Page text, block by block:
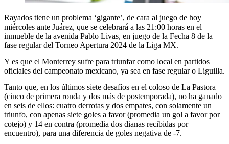
Rayados tiene un problema ‘gigante’, de cara al juego de hoy
miércoles ante Juárez, que se celebrará a las 21:00 horas en el
inmueble de la avenida Pablo Livas, en juego de la Fecha 8 de la
fase regular del Torneo Apertura 2024 de la Liga MX.
Y es que el Monterrey sufre para triunfar como local en partidos
oficiales del campeonato mexicano, ya sea en fase regular o Liguilla.
Tanto que, en los últimos siete desafíos en el coloso de La Pastora
(cinco de primera ronda y dos más de postemporada), no ha ganado
en seis de ellos: cuatro derrotas y dos empates, con solamente un
triunfo, con apenas siete goles a favor (promedia un gol a favor por
cotejo) y 14 en contra (promedia dos dianas recibidas por
encuentro), para una diferencia de goles negativa de -7.